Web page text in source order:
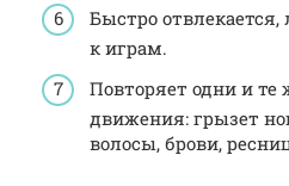
Быстро отвлекается,
к играм.
Повторяет одни и
движения: грызет
волосы, брови,